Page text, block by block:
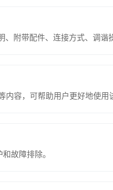
附带配件、连接方式、调谐
内容，可帮助用户更好地使用
故障排除。